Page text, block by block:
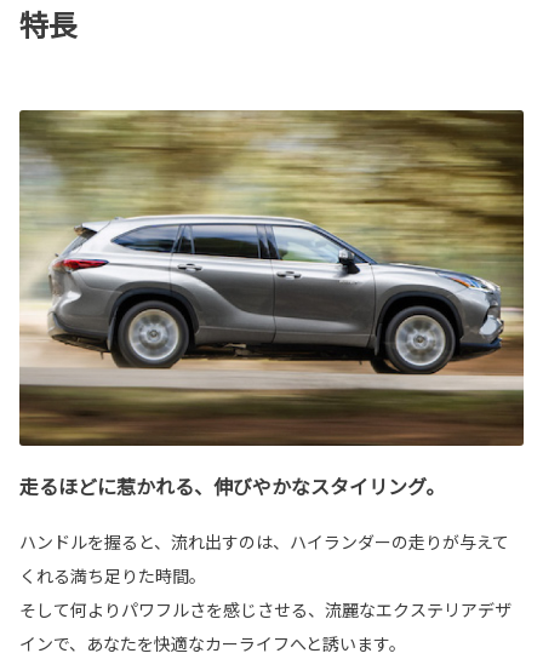
特長
走るほどに惹かれる、伸びやかなスタイリング。
ハンドルを握ると、流れ出すのは、ハイランダーの走りが与えて
くれる満ち足りた時間。
そして何よりパワフルさを感じさせる、流麗なエクステリアデザ
インで、あなたを快適なカーライフへと誘います。